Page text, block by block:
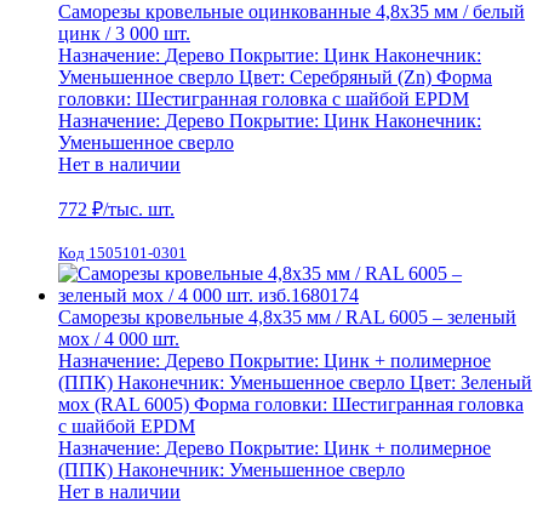
Саморезы кровельные оцинкованные 4,8х35 мм / белый
цинк / 3 000 шт.
Назначение: Дерево Покрытие: Цинк Наконечник:
Уменьшенное сверло Цвет: Серебряный (Zn) Форма
головки: Шестигранная головка с шайбой EPDM
Назначение: Дерево Покрытие: Цинк Наконечник:
Уменьшенное сверло
Нет в наличии
772 ₽/тыс. шт.
Код 1505101-0301
Саморезы кровельные 4,8х35 мм / RAL 6005 – зеленый
мох / 4 000 шт.
Назначение: Дерево Покрытие: Цинк + полимерное
(ППК) Наконечник: Уменьшенное сверло Цвет: Зеленый
мох (RAL 6005) Форма головки: Шестигранная головка
с шайбой EPDM
Назначение: Дерево Покрытие: Цинк + полимерное
(ППК) Наконечник: Уменьшенное сверло
Нет в наличии